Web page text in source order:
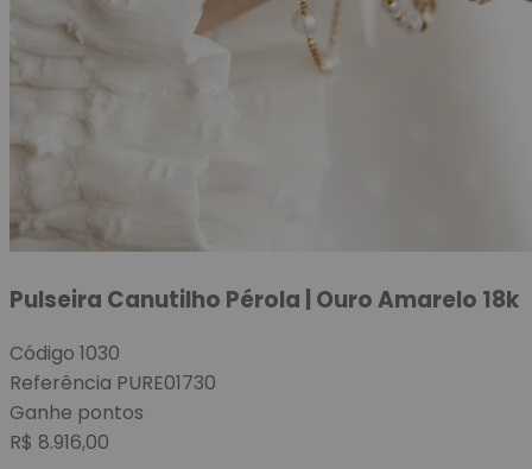
Pulseira Canutilho Pérola | Ouro Amarelo 18k
Código 1030
Referência PURE01730
Ganhe pontos
R$ 8.916,00